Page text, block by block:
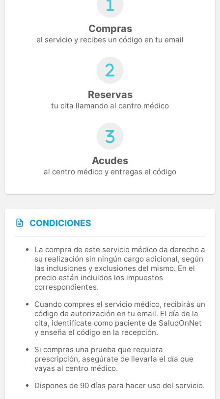
Compras
el servicio y recibes un código en tu email
Reservas
tu cita llamando al centro médico
Acudes
al centro médico y entregas el código
CONDICIONES
La compra de este servicio médico da derecho a
su realización sin ningún cargo adicional, según
las inclusiones y exclusiones del mismo. En el
precio están incluidos los impuestos
correspondientes.
Cuando compres el servicio médico, recibirás un
código de autorización en tu email. El día de la
cita, identifícate como paciente de SaludOnNet
y enseña el código en la recepción.
Si compras una prueba que requiera
prescripción, asegúrate de llevarla el día que
vayas al centro médico.
Dispones de 90 días para hacer uso del servicio.